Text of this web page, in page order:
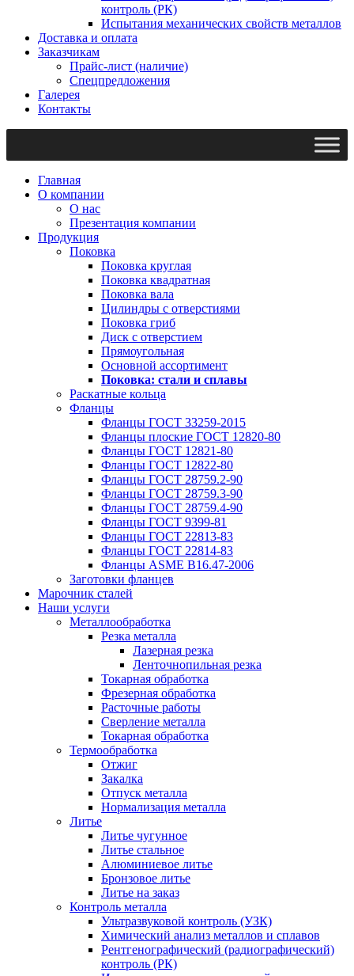
контроль (РК)
Испытания механических свойств металлов
Доставка и оплата
Заказчикам
Прайс-лист (наличие)
Спецпредложения
Галерея
Контакты
Главная
О компании
О нас
Презентация компании
Продукция
Поковка
Поковка круглая
Поковка квадратная
Поковка вала
Цилиндры с отверстиями
Поковка гриб
Диск с отверстием
Прямоугольная
Основной ассортимент
Поковка: cтали и сплавы
Раскатные кольца
Фланцы
Фланцы ГОСТ 33259-2015
Фланцы плоские ГОСТ 12820-80
Фланцы ГОСТ 12821-80
Фланцы ГОСТ 12822-80
Фланцы ГОСТ 28759.2-90
Фланцы ГОСТ 28759.3-90
Фланцы ГОСТ 28759.4-90
Фланцы ГОСТ 9399-81
Фланцы ГОСТ 22813-83
Фланцы ГОСТ 22814-83
Фланцы ASME B16.47-2006
Заготовки фланцев
Марочник сталей
Наши услуги
Металлообработка
Резка металла
Лазерная резка
Ленточнопильная резка
Токарная обработка
Фрезерная обработка
Расточные работы
Сверление металла
Токарная обработка
Термообработка
Отжиг
Закалка
Отпуск металла
Нормализация металла
Литье
Литье чугунное
Литье стальное
Алюминиевое литье
Бронзовое литье
Литье на заказ
Контроль металла
Ультразвуковой контроль (УЗК)
Химический анализ металлов и сплавов
Рентгенографический (радиографический)
контроль (РК)